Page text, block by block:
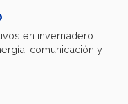
en invernadero
comunicación y